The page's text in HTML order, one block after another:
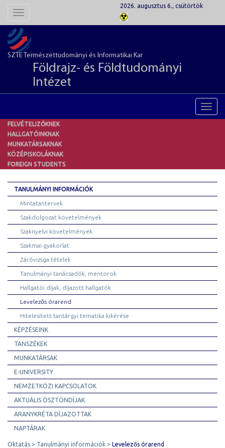
Toggle
2026. augusztus 6., csütörtök
SZTE Természettudományi és Informatikai Kar
Földrajz- és Földtudományi
Intézet
FELVÉTELIZŐKNEK
HALLGATÓINKNAK
MUNKATÁRSAKNAK
KÖZÉPISKOLÁKNAK
FOREIGN STUDENTS
TANULMÁNYI INFORMÁCIÓK
Mintatantervek
Szakdolgozat követelmények
Szaknyelvi követelmények
Szakmai gyakorlat
Záróvizsga tételek
Tanulmányi tanácsadók, mentorok
Hallgatói díjak, díjazott hallgatók
Levelezős órarend
Hitelesített tantárgyi tematika kikérése
KÉPZÉSEINK
TANSZÉKEK
MUNKATÁRSAK
E-UNIVERSITY
NEMZETKÖZI KAPCSOLATOK
AKTUÁLIS ÖSZTÖNDÍJAK
ARANYKRÉTA DÍJAZOTTAK
NAPTÁRAK
Oktatás Tanulmányi információk Levelezős órarend